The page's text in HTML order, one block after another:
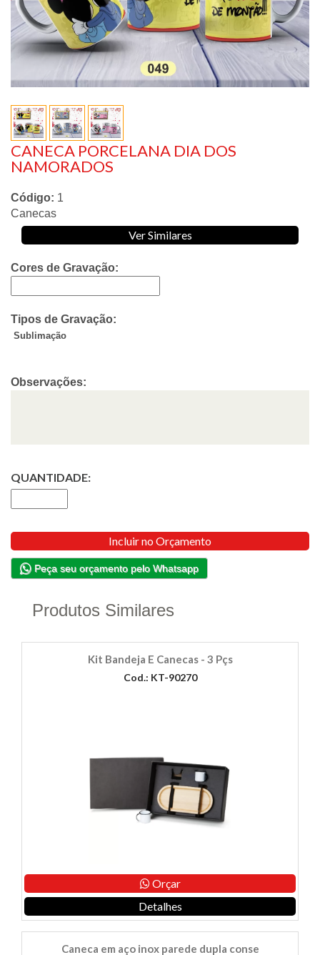
CANECA PORCELANA DIA DOS
NAMORADOS
Código: 1
Canecas
Ver Similares
Cores de Gravação:
Tipos de Gravação:
Sublimação
Observações:
QUANTIDADE:
Incluir no Orçamento
Peça seu orçamento pelo Whatsapp
Produtos Similares
Kit Bandeja E Canecas - 3 Pçs
Cod.: KT-90270
Orçar
Detalhes
Caneca em aço inox parede dupla conse